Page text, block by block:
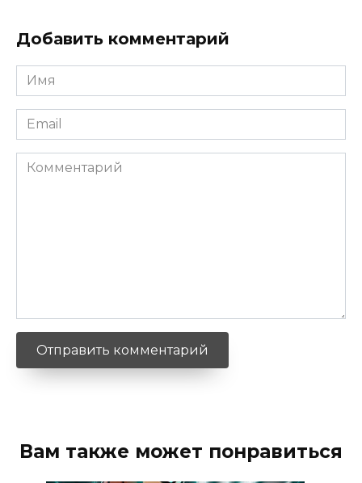
Добавить комментарий
Имя
*
Email
*
Комментарий
Вам также может понравиться